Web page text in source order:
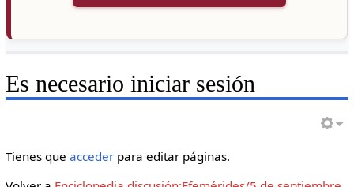
Es necesario iniciar sesión
Tienes que accederpara editar páginas.